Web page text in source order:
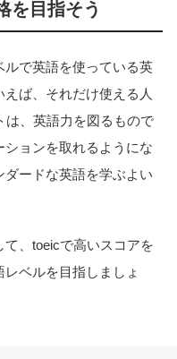
を目指そう
で英語を使っている英
ば、それだけ使える人
は、英語力を図るもので
ョンを取れるようにな
ードな英語を学ぶよい
、toeicで高いスコアを
ベルを目指しましょ